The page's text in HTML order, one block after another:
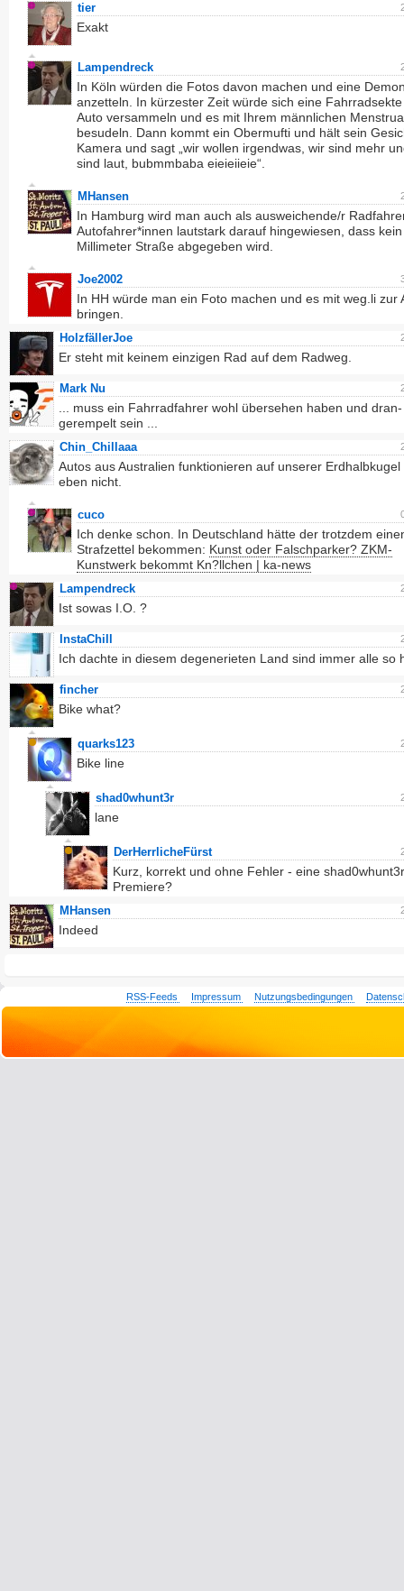
tier
Exakt
Lampendreck
In Köln würden die Fotos davon machen und eine
anzetteln. In kürzester Zeit würde sich eine
Auto versammeln und es mit Ihrem männlichen
besudeln. Dann kommt ein Obermufti und hält sein
Kamera und sagt „wir wollen irgendwas, wir sind mehr
sind laut, bubmmbaba eieieiieie“.
MHansen
In Hamburg wird man auch als ausweichende/r
Autofahrer*innen lautstark darauf hingewiesen, dass kein
Millimeter Straße abgegeben wird.
Joe2002
In HH würde man ein Foto machen und es mit weg.li zur
bringen.
HolzfällerJoe
Er steht mit keinem einzigen Rad auf dem Radweg.
Mark Nu
... muss ein Fahrradfahrer wohl übersehen haben und dran-
gerempelt sein ...
Chin_Chillaaa
Autos aus Australien funktionieren auf unserer Erdhalbkugel
eben nicht.
cuco
Ich denke schon. In Deutschland hätte der trotzdem
Strafzettel bekommen: Kunst oder Falschparker? ZKM-
Kunstwerk bekommt Kn?llchen | ka-news
Lampendreck
Ist sowas I.O. ?
InstaChill
Ich dachte in diesem degenerieten Land sind immer alle so
fincher
Bike what?
quarks123
Bike line
shad0whunt3r
lane
DerHerrlicheFürst
Kurz, korrekt und ohne Fehler - eine shad0whunt3r
Premiere?
MHansen
Indeed
RSS-Feeds Impressum Nutzungsbedingungen